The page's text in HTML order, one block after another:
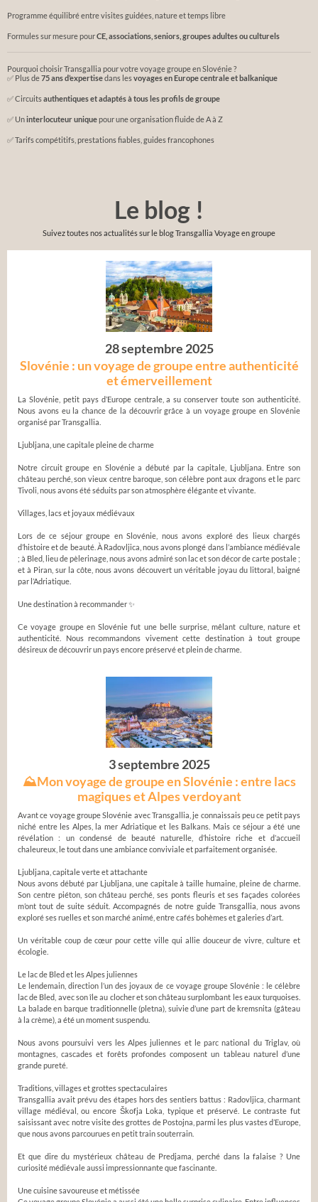
Programme équilibré entre visites guidées, nature et temps libre
Formules sur mesure pourCE, associations, seniors, groupes adultes ou culturels
Pourquoi choisir Transgallia pour votre voyage groupe en Slovénie ?
✅ Plus de75 ans d’expertisedans lesvoyages en Europe centrale et balkanique
✅ Circuitsauthentiques et adaptés à tous les profils de groupe
✅ Uninterlocuteur uniquepour une organisation fluide de A à Z
✅ Tarifs compétitifs, prestations fiables, guides francophones
Le blog !
Suivez toutes nos actualités sur le blog Transgallia Voyage en groupe
28 septembre 2025
Slovénie : un voyage de groupe entre authenticité
et émerveillement
La Slovénie, petit pays d’Europe centrale, a su conserver toute son authenticité.
Nous avons eu la chance de la découvrir grâce à un voyage groupe en Slovénie
organisé par Transgallia.
Ljubljana, une capitale pleine de charme
Notre circuit groupe en Slovénie a débuté par la capitale, Ljubljana. Entre son
château perché, son vieux centre baroque, son célèbre pont aux dragons et le parc
Tivoli, nous avons été séduits par son atmosphère élégante et vivante.
Villages, lacs et joyaux médiévaux
Lors de ce séjour groupe en Slovénie, nous avons exploré des lieux chargés
d’histoire et de beauté. À Radovljica, nous avons plongé dans l’ambiance médiévale
; à Bled, lieu de pèlerinage, nous avons admiré son lac et son décor de carte postale ;
et à Piran, sur la côte, nous avons découvert un véritable joyau du littoral, baigné
par l’Adriatique.
Une destination à recommander ✨
Ce voyage groupe en Slovénie fut une belle surprise, mêlant culture, nature et
authenticité. Nous recommandons vivement cette destination à tout groupe
désireux de découvrir un pays encore préservé et plein de charme.
3 septembre 2025
⛰Mon voyage de groupe en Slovénie : entre lacs
magiques et Alpes verdoyant
Avant ce voyage groupe Slovénie avec Transgallia, je connaissais peu ce petit pays
niché entre les Alpes, la mer Adriatique et les Balkans. Mais ce séjour a été une
révélation : un condensé de beauté naturelle, d’histoire riche et d’accueil
chaleureux, le tout dans une ambiance conviviale et parfaitement organisée.
Ljubljana, capitale verte et attachante
Nous avons débuté par Ljubljana, une capitale à taille humaine, pleine de charme.
Son centre piéton, son château perché, ses ponts fleuris et ses façades colorées
m’ont tout de suite séduit. Accompagnés de notre guide Transgallia, nous avons
exploré ses ruelles et son marché animé, entre cafés bohèmes et galeries d’art.
Un véritable coup de cœur pour cette ville qui allie douceur de vivre, culture et
écologie.
Le lac de Bled et les Alpes juliennes
Le lendemain, direction l’un des joyaux de ce voyage groupe Slovénie : le célèbre
lac de Bled, avec son île au clocher et son château surplombant les eaux turquoises.
La balade en barque traditionnelle (pletna), suivie d’une part de kremsnita (gâteau
à la crème), a été un moment suspendu.
Nous avons poursuivi vers les Alpes juliennes et le parc national du Triglav, où
montagnes, cascades et forêts profondes composent un tableau naturel d’une
grande pureté.
Traditions, villages et grottes spectaculaires
Transgallia avait prévu des étapes hors des sentiers battus : Radovljica, charmant
village médiéval, ou encore Škofja Loka, typique et préservé. Le contraste fut
saisissant avec notre visite des grottes de Postojna, parmi les plus vastes d’Europe,
que nous avons parcourues en petit train souterrain.
Et que dire du mystérieux château de Predjama, perché dans la falaise ? Une
curiosité médiévale aussi impressionnante que fascinante.
Une cuisine savoureuse et métissée